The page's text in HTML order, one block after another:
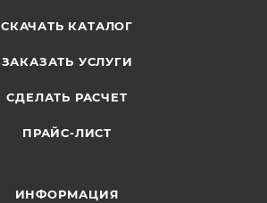
СКАЧАТЬ КАТАЛОГ
ЗАКАЗАТЬ УСЛУГИ
СДЕЛАТЬ РАСЧЕТ
ПРАЙС-ЛИСТ
ИНФОРМАЦИЯ